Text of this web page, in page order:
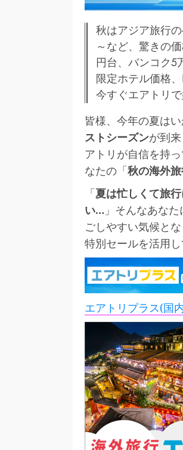
秋はアジア旅行
～など、驚きの
円台、バンコク5
限定ホテル価格
今すぐエアトリ
皆様、今年の夏は
ストシーズンが到
アトリが自信を持っ
なたの「秋の海外
「夏は忙しくて旅
い… 」そんなあな
ごしやすい気候と
特別セールを活用し
エアトリプラス(国